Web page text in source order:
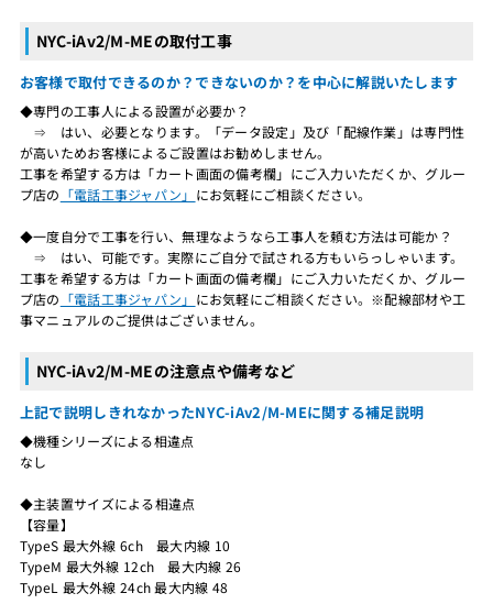
NYC-iAv2/M-MEの取付工事
お客様で取付できるのか？できないのか？を中心に解説いたします
◆専門の工事人による設置が必要か？
⇒ はい、必要となります。「データ設定」及び「配線作業」は専門性
が高いためお客様によるご設置はお勧めしません。
工事を希望する方は「カート画面の備考欄」にご入力いただくか、グルー
プ店の 「電話工事ジャパン」 にお気軽にご相談ください。
◆一度自分で工事を行い、無理なようなら工事人を頼む方法は可能か？
⇒ はい、可能です。実際にご自分で試される方もいらっしゃいます。
工事を希望する方は「カート画面の備考欄」にご入力いただくか、グルー
プ店の 「電話工事ジャパン」 にお気軽にご相談ください。※配線部材や工
事マニュアルのご提供はございません。
NYC-iAv2/M-MEの注意点や備考など
上記で説明しきれなかったNYC-iAv2/M-MEに関する補足説明
◆機種シリーズによる相違点
なし
◆主装置サイズによる相違点
【容量】
TypeS 最大外線 6ch 最大内線 10
TypeM 最大外線 12ch 最大内線 26
TypeL 最大外線 24ch 最大内線 48